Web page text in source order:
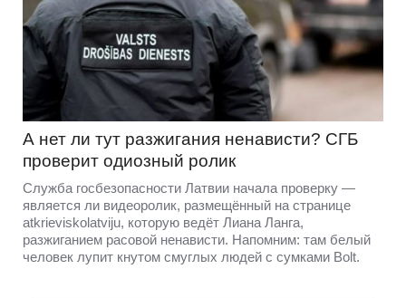
А нет ли тут разжигания ненависти? СГБ
проверит одиозный ролик
Служба госбезопасности Латвии начала проверку —
является ли видеоролик, размещённый на странице
atkrieviskolatviju, которую ведёт Лиана Ланга,
разжиганием расовой ненависти. Напомним: там белый
человек лупит кнутом смуглых людей с сумками Bolt.